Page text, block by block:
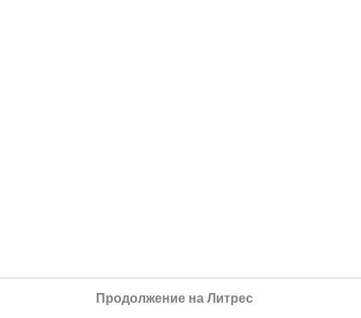
Продолжение на Литрес